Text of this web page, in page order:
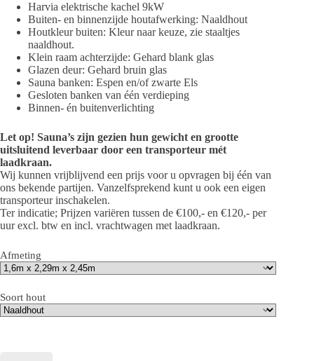
Harvia elektrische kachel 9kW
Buiten- en binnenzijde houtafwerking: Naaldhout
Houtkleur buiten: Kleur naar keuze, zie staaltjes
naaldhout.
Klein raam achterzijde: Gehard blank glas
Glazen deur: Gehard bruin glas
Sauna banken: Espen en/of zwarte Els
Gesloten banken van één verdieping
Binnen- én buitenverlichting
Let op! Sauna’s zijn gezien hun gewicht en grootte
uitsluitend leverbaar door een transporteur mét
laadkraan.
Wij kunnen vrijblijvend een prijs voor u opvragen bij één van
ons bekende partijen. Vanzelfsprekend kunt u ook een eigen
transporteur inschakelen.
Ter indicatie; Prijzen variëren tussen de €100,- en €120,- per
uur excl. btw en incl. vrachtwagen met laadkraan.
Afmeting
Soort hout